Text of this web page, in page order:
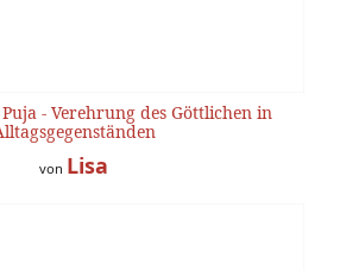
- Verehrung des Göttlichen in
von Lisa